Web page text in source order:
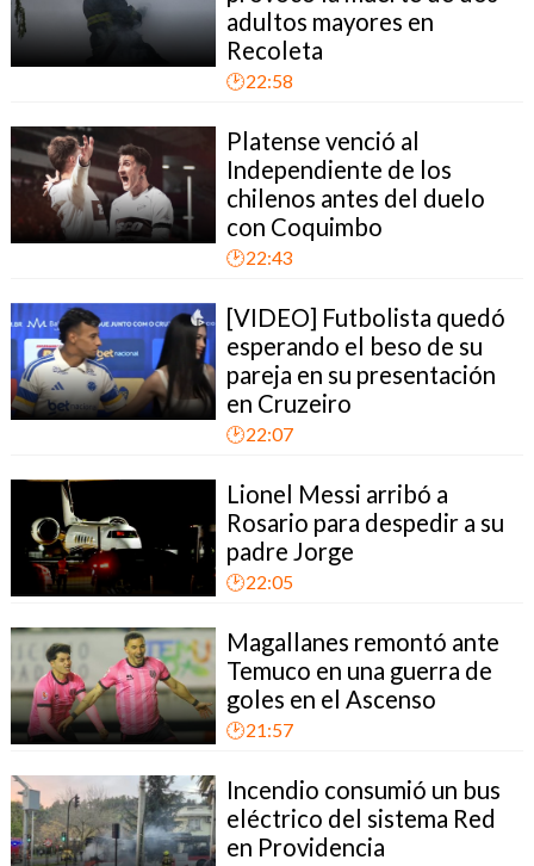
adultos mayores en
Recoleta
🕑22:58
Platense venció al
Independiente de los
chilenos antes del duelo
con Coquimbo
🕑22:43
[VIDEO] Futbolista quedó
esperando el beso de su
pareja en su presentación
en Cruzeiro
🕑22:07
Lionel Messi arribó a
Rosario para despedir a su
padre Jorge
🕑22:05
Magallanes remontó ante
Temuco en una guerra de
goles en el Ascenso
🕑21:57
Incendio consumió un bus
eléctrico del sistema Red
en Providencia